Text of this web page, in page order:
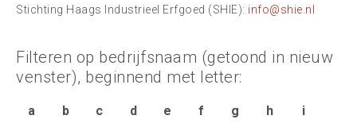
Stichting Haags Industrieel Erfgoed (SHIE): info@shie.nl
Filteren op bedrijfsnaam (getoond in nieuw
venster), beginnend met letter:
a b c d e f g h i